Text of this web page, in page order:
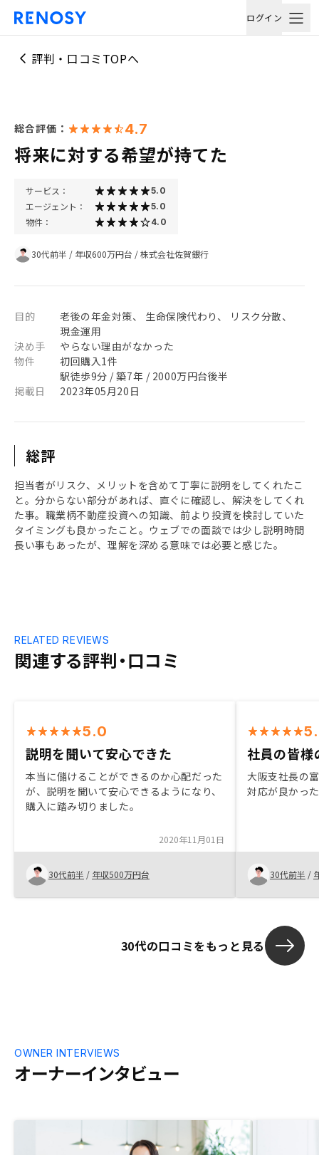
ログイン
評判・口コミTOPへ
総合評価： 4.7
将来に対する希望が持てた
サービス： 5.0
エージェント： 5.0
物件： 4.0
30代前半 / 年収600万円台 /株式会社佐賀銀行
目的
老後の年金対策、 生命保険代わり、 リスク分散、
現金運用
決め手
やらない理由がなかった
物件
初回購入1件
駅徒歩9分 / 築7年 / 2000万円台後半
掲載日
2023年05月20日
総評
担当者がリスク、メリットを含めて丁寧に説明をしてくれたこ
と。分からない部分があれば、直ぐに確認し、解決をしてくれ
た事。職業柄不動産投資への知識、前より投資を検討していた
タイミングも良かったこと。ウェブでの面談では少し説明時間
長い事もあったが、理解を深める意味では必要と感じた。
関連する評判・口コミ
RELATED REVIEWS
5.0
説明を聞いて安心できた
本当に儲けることができるのか心配だった
が、説明を聞いて安心できるようになり、
購入に踏み切りました。
2020年11月01日
30代前半 / 年収500万円台
社員の皆様
大阪支社長の
対応が良かっ
30代前半 /
30代の口コミをもっと見る
オーナーインタビュー
OWNER INTERVIEWS